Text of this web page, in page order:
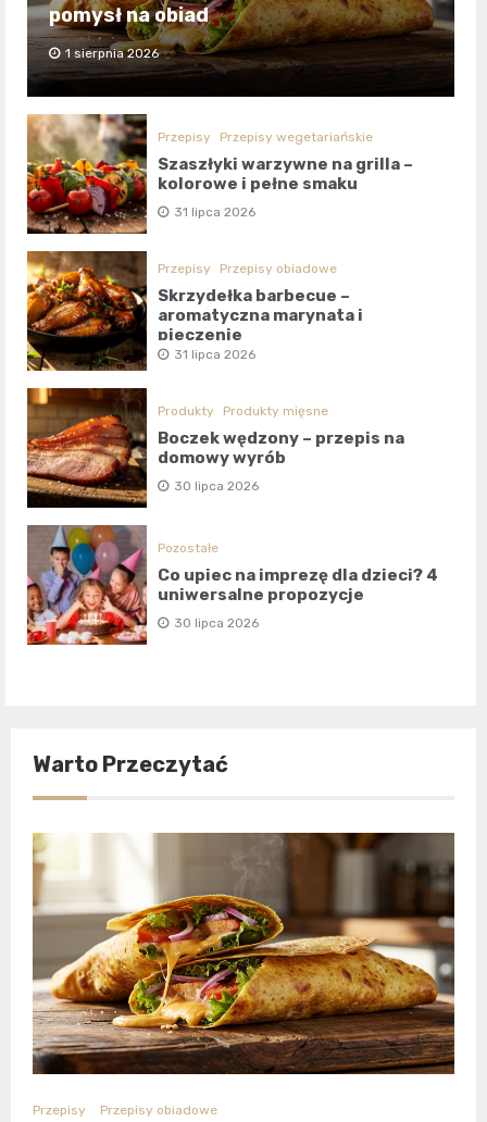
pomysł na obiad
1 sierpnia 2026
Przepisy Przepisy wegetariańskie
Szaszłyki warzywne na grilla –
kolorowe i pełne smaku
31 lipca 2026
Przepisy Przepisy obiadowe
Skrzydełka barbecue –
aromatyczna marynata i
pieczenie
31 lipca 2026
Produkty Produkty mięsne
Boczek wędzony – przepis na
domowy wyrób
30 lipca 2026
Pozostałe
Co upiec na imprezę dla dzieci? 4
uniwersalne propozycje
30 lipca 2026
Warto Przeczytać
Przepisy Przepisy obiadowe